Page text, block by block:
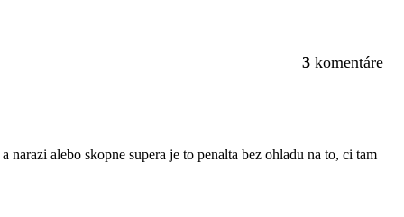
3 komentáre
alebo skopne supera je to penalta bez ohladu na to, ci tam